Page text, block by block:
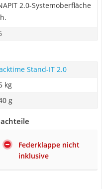
2.0-Systemoberfläche
Stand-IT 2.0
kg
g
Federklappe nicht
inklusive